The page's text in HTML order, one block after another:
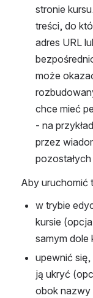
stronie
treści, do
adres URL
może
chce mieć
- na
przez
pozostałych
Aby uruchomić
w trybie
kursie (opcja
samym dole
upewnić
ją ukryć
obok nazwy